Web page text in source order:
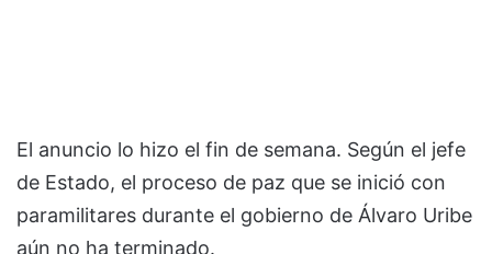
El anuncio lo hizo el fin de semana. Según el jefe
de Estado, el proceso de paz que se inició con
paramilitares durante el gobierno de Álvaro Uribe
aún no ha terminado.